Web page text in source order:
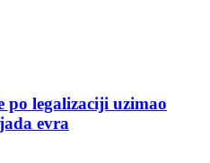
po legalizaciji uzimao
evra